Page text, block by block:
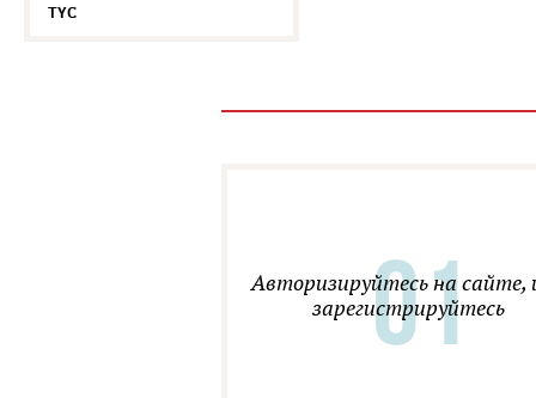
TYC
Авторизируйтесь на сайте,
зарегистрируйтесь